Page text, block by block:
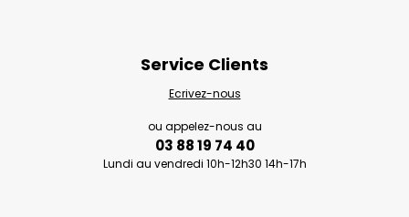
Service Clients
Ecrivez-nous
ou appelez-nous au
03 88 19 74 40
Lundi au vendredi 10h-12h30 14h-17h